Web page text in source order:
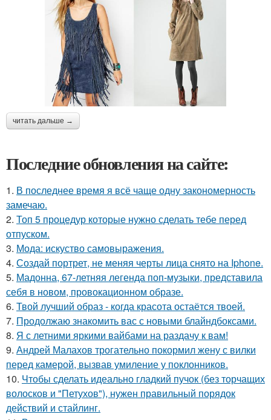
читать дальше →
Последние обновления на сайте:
1. В последнее время я всё чаще одну закономерность
замечаю.
2. Топ 5 процедур которые нужно сделать тебе перед
отпуском.
3. Мода: искуство самовыражения.
4. Создай портрет, не меняя черты лица снято на Iphone.
5. Мадонна, 67-летняя легенда поп-музыки, представила
себя в новом, провокационном образе.
6. Твой лучший образ - когда красота остаётся твоей.
7. Продолжаю знакомить вас с новыми блайндбоксами.
8. Я с летними яркими вайбами на раздачу к вам!
9. Андрей Малахов трогательно покормил жену с вилки
перед камерой, вызвав умиление у поклонников.
10. Чтобы сделать идеально гладкий пучок (без торчащих
волосков и "Петухов"), нужен правильный порядок
действий и стайлинг.